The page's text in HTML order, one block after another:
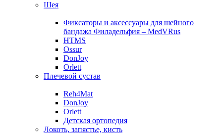
Шея
Фиксаторы и аксессуары для шейного
бандажа Филадельфия – MedVRus
HTMS
Ossur
DonJoy
Orlett
Плечевой сустав
Reh4Mat
DonJoy
Orlett
Детская ортопедия
Локоть, запястье, кисть